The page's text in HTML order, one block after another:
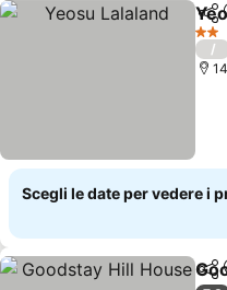
2
/
Scegli le date per vedere i